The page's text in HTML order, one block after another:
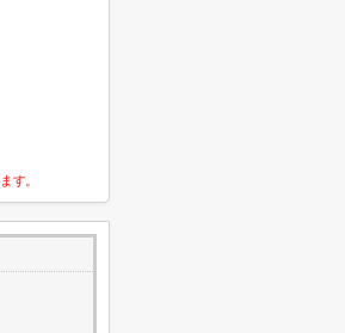
す。